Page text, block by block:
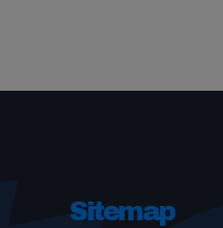
Sitemap